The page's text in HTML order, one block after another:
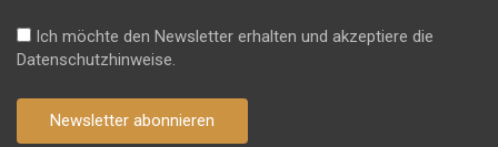
Ich möchte den Newsletter erhalten und akzeptiere die
Datenschutzhinweise.
Newsletter abonnieren